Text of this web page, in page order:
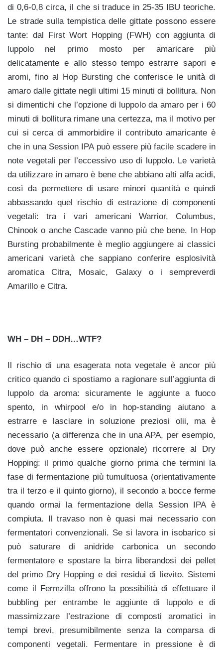
di 0,6-0,8 circa, il che si traduce in 25-35 IBU teoriche.
Le strade sulla tempistica delle gittate possono essere
tante: dal First Wort Hopping (FWH) con aggiunta di
luppolo nel primo mosto per amaricare più
delicatamente e allo stesso tempo estrarre sapori e
aromi, fino al Hop Bursting che conferisce le unità di
amaro dalle gittate negli ultimi 15 minuti di bollitura. Non
si dimentichi che l’opzione di luppolo da amaro per i 60
minuti di bollitura rimane una certezza, ma il motivo per
cui si cerca di ammorbidire il contributo amaricante è
che in una Session IPA può essere più facile scadere in
note vegetali per l’eccessivo uso di luppolo. Le varietà
da utilizzare in amaro è bene che abbiano alti alfa acidi,
così da permettere di usare minori quantità e quindi
abbassando quel rischio di estrazione di componenti
vegetali: tra i vari americani Warrior, Columbus,
Chinook o anche Cascade vanno più che bene. In Hop
Bursting probabilmente è meglio aggiungere ai classici
americani varietà che sappiano conferire esplosività
aromatica Citra, Mosaic, Galaxy o i sempreverdi
Amarillo e Citra.
WH – DH – DDH…WTF?
Il rischio di una esagerata nota vegetale è ancor più
critico quando ci spostiamo a ragionare sull’aggiunta di
luppolo da aroma: sicuramente le aggiunte a fuoco
spento, in whirpool e/o in hop-standing aiutano a
estrarre e lasciare in soluzione preziosi olii, ma è
necessario (a differenza che in una APA, per esempio,
dove può anche essere opzionale) ricorrere al Dry
Hopping: il primo qualche giorno prima che termini la
fase di fermentazione più tumultuosa (orientativamente
tra il terzo e il quinto giorno), il secondo a bocce ferme
quando ormai la fermentazione della Session IPA è
compiuta. Il travaso non è quasi mai necessario con
fermentatori convenzionali. Se si lavora in isobarico si
può saturare di anidride carbonica un secondo
fermentatore e spostare la birra liberandosi dei pellet
del primo Dry Hopping e dei residui di lievito. Sistemi
come il Fermzilla offrono la possibilità di effettuare il
bubbling per entrambe le aggiunte di luppolo e di
massimizzare l’estrazione di composti aromatici in
tempi brevi, presumibilmente senza la comparsa di
componenti vegetali. Fermentare in pressione è di